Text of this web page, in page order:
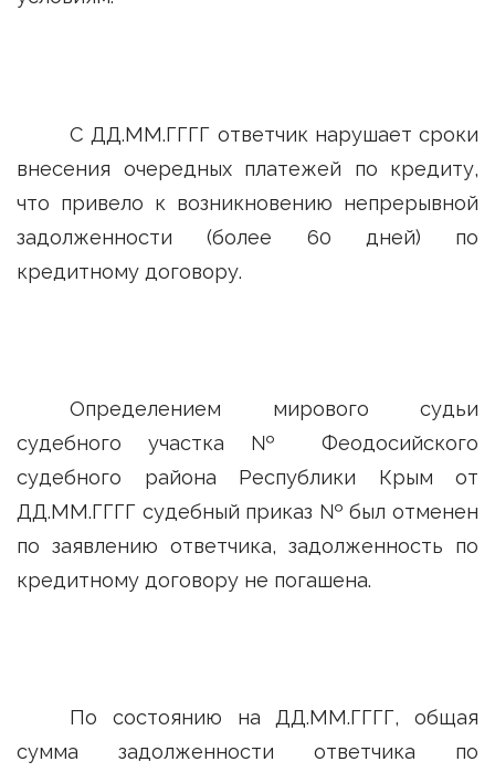
С ДД.ММ.ГГГГ ответчик нарушает сроки
внесения очередных платежей по кредиту,
что привело к возникновению непрерывной
задолженности (более 60 дней) по
кредитному договору.
Определением мирового судьи
судебного участка № Феодосийского
судебного района Республики Крым от
ДД.ММ.ГГГГ судебный приказ № был отменен
по заявлению ответчика, задолженность по
кредитному договору не погашена.
По состоянию на ДД.ММ.ГГГГ, общая
сумма задолженности ответчика по